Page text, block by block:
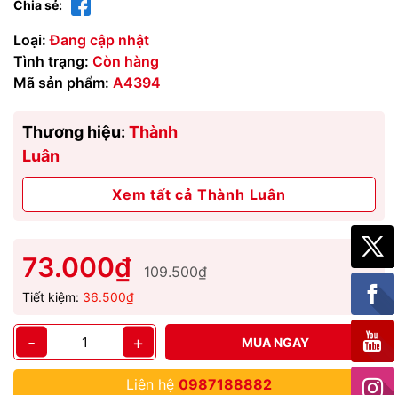
Chia sẻ:
Loại: Đang cập nhật
Tình trạng: Còn hàng
Mã sản phẩm: A4394
Thương hiệu: Thành
Luân
Xem tất cả Thành Luân
73.000₫ 109.500₫
Tiết kiệm: 36.500₫
- + MUA NGAY
Liên hệ 0987188882